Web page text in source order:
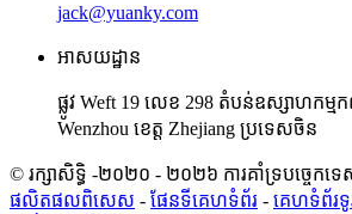
jack@yuanky.com
អាសយដ្ឋាន
ផ្លូវ Weft 19 លេខ 298 តំបន់ឧស្សាហកម្ម
Wenzhou ខេត្ត Zhejiang ប្រទេសចិន
© រក្សាសិទ្ធិ -២០២០ - ២០២៦ ការគាំទ្របច្ចេកទេ
ផលិតផលពិសេស - ផែនទីគេហទំព័រ - គេហទំព័រ​